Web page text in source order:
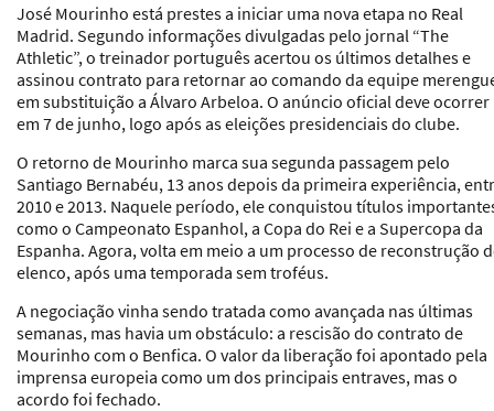
José Mourinho está prestes a iniciar uma nova etapa no Real
Madrid. Segundo informações divulgadas pelo jornal “The
Athletic”, o treinador português acertou os últimos detalhes e
assinou contrato para retornar ao comando da equipe
em substituição a Álvaro Arbeloa. O anúncio oficial deve ocorrer
em 7 de junho, logo após as eleições presidenciais do clube.
O retorno de Mourinho marca sua segunda passagem pelo
Santiago Bernabéu, 13 anos depois da primeira experiência,
2010 e 2013. Naquele período, ele conquistou títulos
como o Campeonato Espanhol, a Copa do Rei e a Supercopa da
Espanha. Agora, volta em meio a um processo de reconstrução
elenco, após uma temporada sem troféus.
A negociação vinha sendo tratada como avançada nas últimas
semanas, mas havia um obstáculo: a rescisão do contrato de
Mourinho com o Benfica. O valor da liberação foi apontado pela
imprensa europeia como um dos principais entraves, mas o
acordo foi fechado.